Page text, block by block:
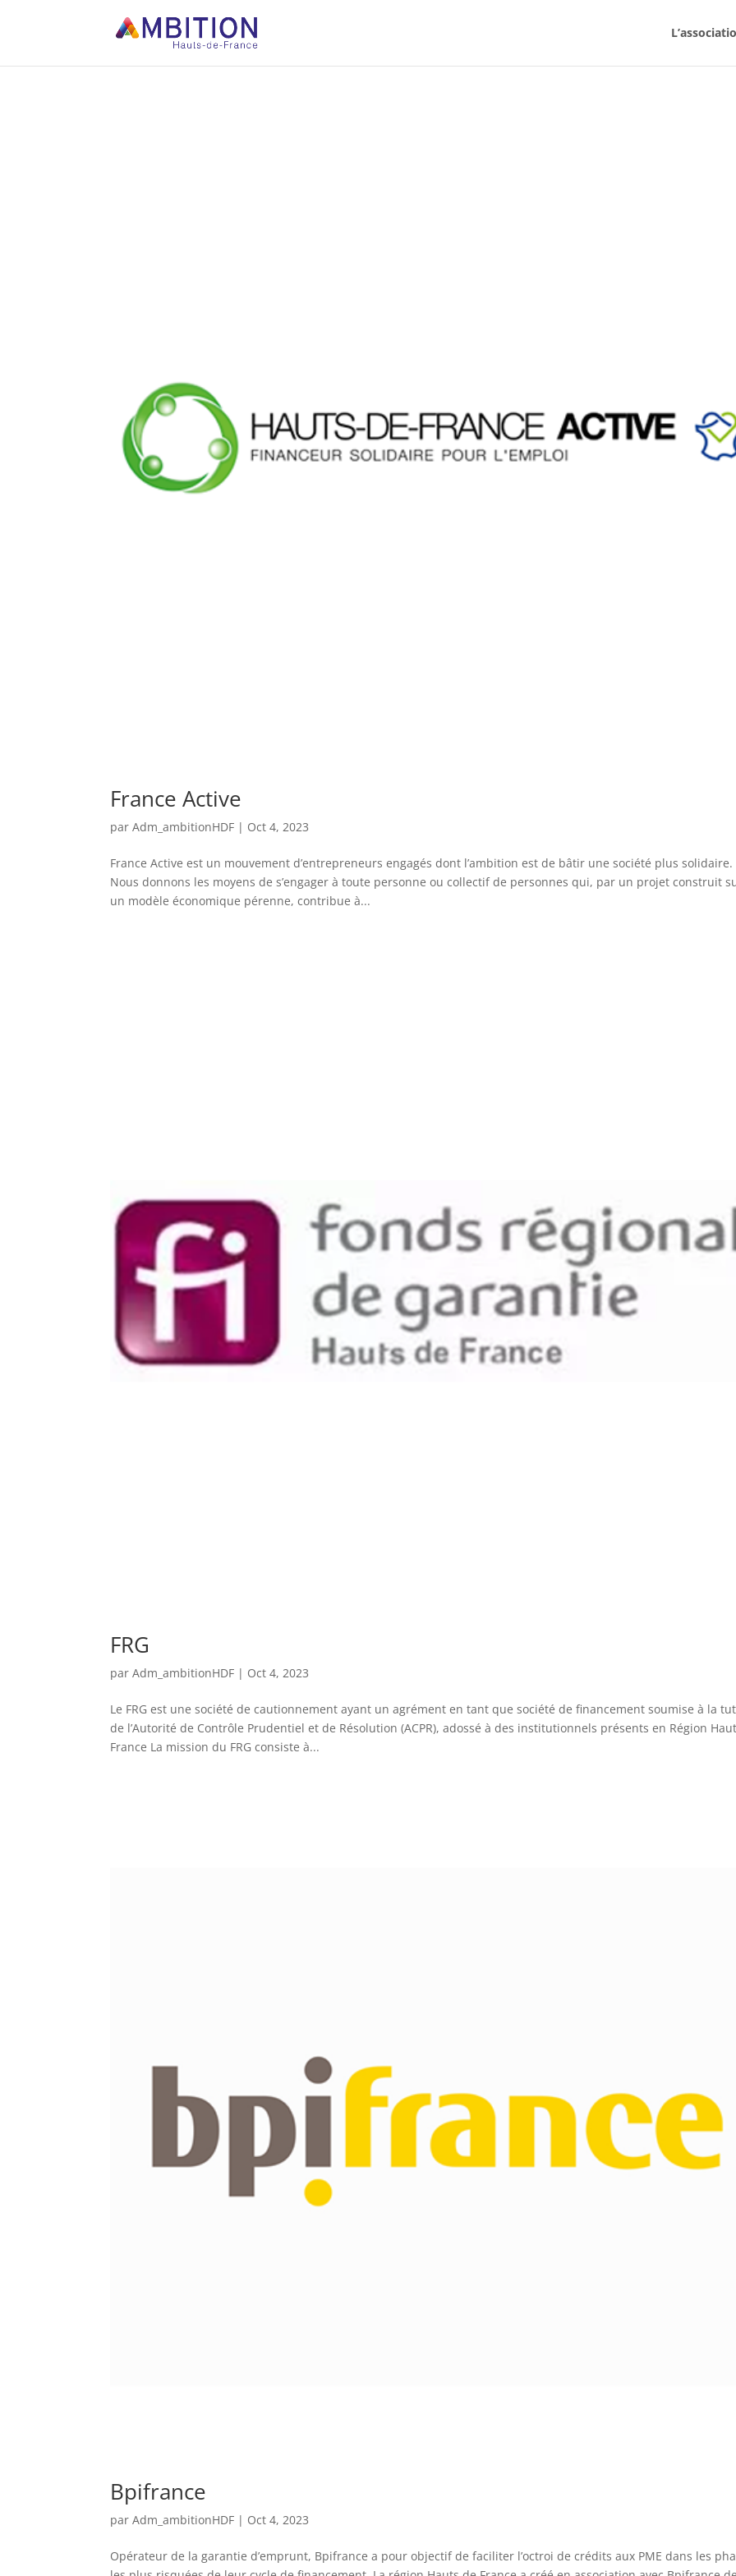
France Active
parAdm_ambitionHDF | Oct 4, 2023
France Active est un mouvement d’entrepreneurs engagés dont l’ambition est de bâtir une société plus solidaire.
Nous donnons les moyens de s’engager à toute personne ou collectif de personnes qui, par un projet construit
un modèle économique pérenne, contribue à...
FRG
parAdm_ambitionHDF | Oct 4, 2023
Le FRG est une société de cautionnement ayant un agrément en tant que société de financement soumise à la
de l’Autorité de Contrôle Prudentiel et de Résolution (ACPR), adossé à des institutionnels présents en Région
France La mission du FRG consiste à...
Bpifrance
parAdm_ambitionHDF | Oct 4, 2023
Opérateur de la garantie d’emprunt, Bpifrance a pour objectif de faciliter l’octroi de crédits aux PME dans les